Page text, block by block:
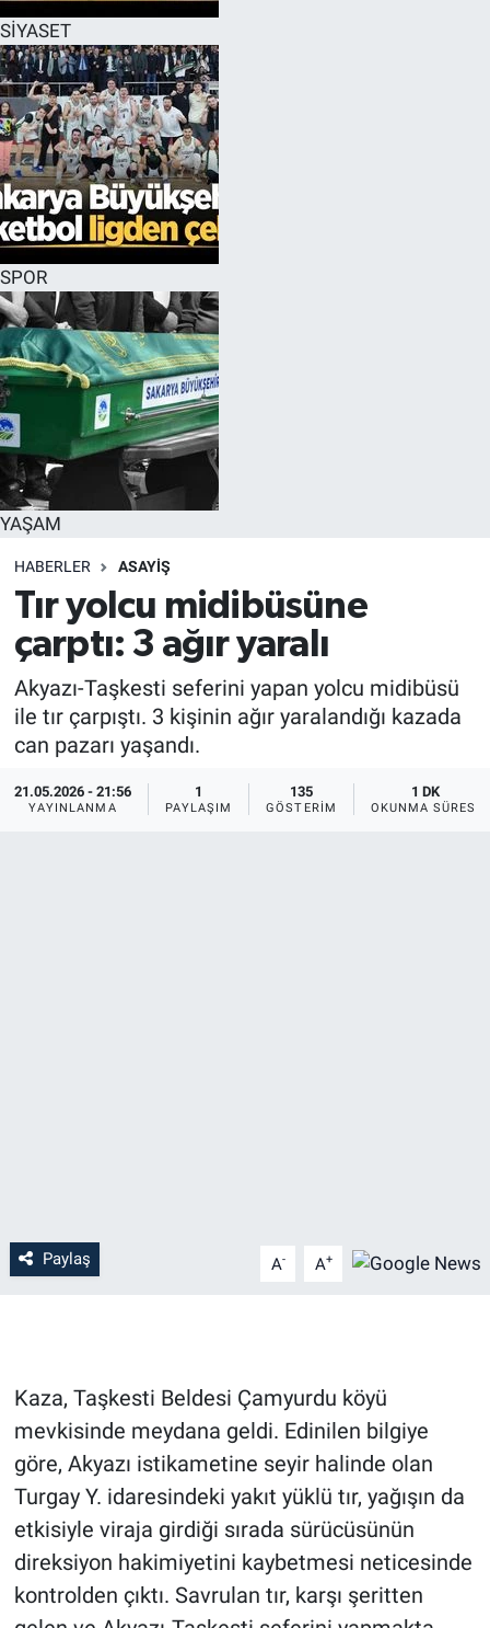
SİYASET
SPOR
YAŞAM
HABERLER ASAYİŞ
Tır yolcu midibüsüne
çarptı: 3 ağır yaralı
Akyazı-Taşkesti seferini yapan yolcu midibüsü
ile tır çarpıştı. 3 kişinin ağır yaralandığı kazada
can pazarı yaşandı.
21.05.2026 - 21:56
YAYINLANMA
1
PAYLAŞIM
135
GÖSTERIM
1 DK
OKUNMA SÜRESI
Paylaş A- A+
Kaza, Taşkesti Beldesi Çamyurdu köyü
mevkisinde meydana geldi. Edinilen bilgiye
göre, Akyazı istikametine seyir halinde olan
Turgay Y. idaresindeki yakıt yüklü tır, yağışın da
etkisiyle viraja girdiği sırada sürücüsünün
direksiyon hakimiyetini kaybetmesi neticesinde
kontrolden çıktı. Savrulan tır, karşı şeritten